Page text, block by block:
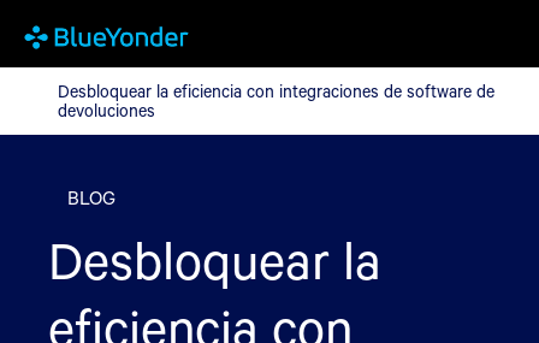
Desbloquear la eficiencia con integraciones de software de
Desbloquear la eficiencia con integraciones de software de
devoluciones
BLOG
Desbloquear la
eficiencia con